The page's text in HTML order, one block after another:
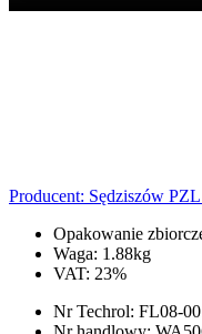
Producent: Sędziszów PZL
Opakowanie
Waga: 1.88kg
VAT: 23%
Nr Techrol: FL08-